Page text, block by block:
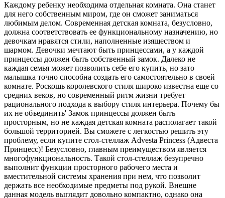
Каждому ребенку необходима отдельная комната. Она станет
для него собственным миром, где он сможет заниматься
любимым делом. Современная детская комната, безусловно,
должна соответствовать ее функциональному назначению, но
девочкам нравятся стили, наполненные изяществом и
шармом. Девочки мечтают быть принцессами, а у каждой
принцессы должен быть собственный замок. Далеко не
каждая семья может позволить себе его купить, но зато
малышка точно способна создать его самостоятельно в своей
комнате. Роскошь королевского стиля широко известна еще со
средних веков, но современный ритм жизни требует
рационального подхода к выбору стиля интерьера. Почему бы
их не объединить' Замок принцессы должен быть
просторным, но не каждая детская комната располагает такой
большой территорией. Вы сможете с легкостью решить эту
проблему, если купите стол-стеллаж Advesta Princess (Адвеста
Принцесс)! Безусловно, главным преимуществом является
многофункциональность. Такой стол-стеллаж безупречно
выполнит функции просторного рабочего места и
вместительной системы хранения при нем, что позволит
держать все необходимые предметы под рукой. Внешне
данная модель выглядит довольно компактно, однако она